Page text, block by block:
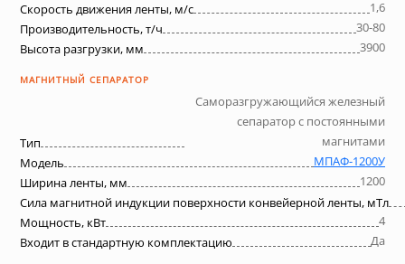
Скорость движения ленты, м/с
1,6
Производительность, т/ч
30-80
Высота разгрузки, мм
3900
МАГНИТНЫЙ СЕПАРАТОР
Тип
Саморазгружающийся железный
сепаратор с постоянными
магнитами
Модель
МПАФ-1200У
Ширина ленты, мм
1200
Сила магнитной индукции поверхности конвейерной ленты, мТл
Мощность, кВт
4
Входит в стандартную комплектацию
Да